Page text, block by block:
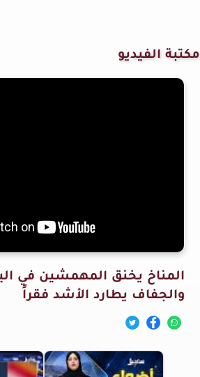
مكتبة الفيديو
المناخ يخنق المهمشين في
والجفاف يطارد الأشد فقراً